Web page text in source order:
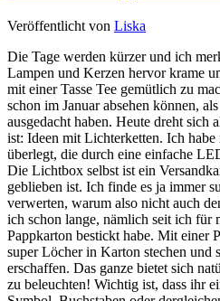
Veröffentlicht von Liska
Die Tage werden kürzer und ich
Lampen und Kerzen hervor krame
mit einer Tasse Tee gemütlich zu
schon im Januar absehen können,
ausgedacht haben. Heute dreht sich
ist: Ideen mit Lichterketten. Ich
überlegt, die durch eine einfache
Die Lichtbox selbst ist ein
geblieben ist. Ich finde es ja immer
verwerten, warum also nicht auch
ich schon lange, nämlich seit ich für
Pappkarton bestickt habe. Mit einer
super Löcher in Karton stechen und
erschaffen. Das ganze bietet sich
zu beleuchten! Wichtig ist, dass ihr